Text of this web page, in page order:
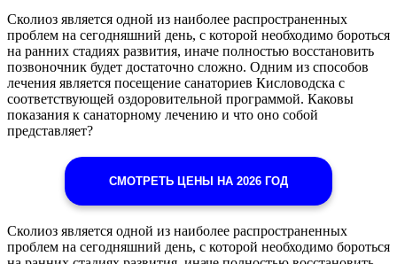
Сколиоз является одной из наиболее распространенных
проблем на сегодняшний день, с которой необходимо бороться
на ранних стадиях развития, иначе полностью восстановить
позвоночник будет достаточно сложно. Одним из способов
лечения является посещение санаториев Кисловодска с
соответствующей оздоровительной программой. Каковы
показания к санаторному лечению и что оно собой
представляет?
СМОТРЕТЬ ЦЕНЫ НА 2026 ГОД
Сколиоз является одной из наиболее распространенных
проблем на сегодняшний день, с которой необходимо бороться